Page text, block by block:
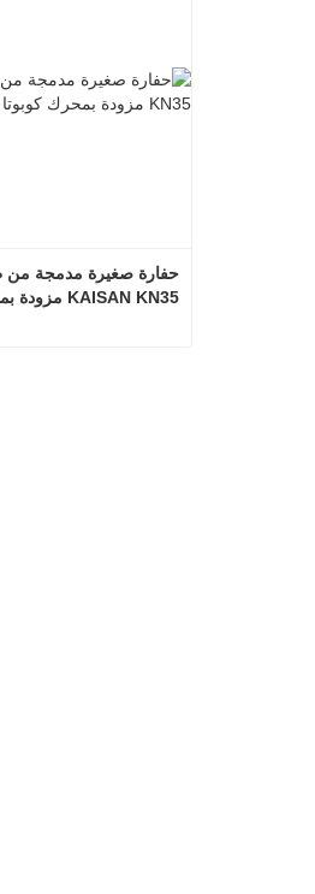
KAISAN KN35 مزودة بمحرك كوبوتا